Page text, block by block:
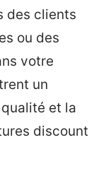
des clients
ou des
votre
un
et la
discount